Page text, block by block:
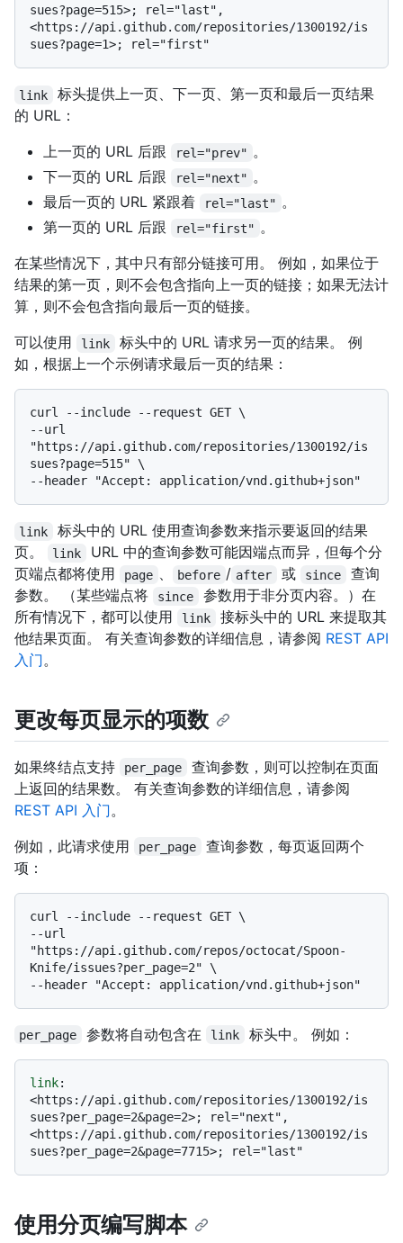
sues?page=515>; rel="last",
<https://api.github.com/repositories/1300192/is
link
标头提供上一页、下一页、第一页和最后一页结果
的 URL：
上一页的 URL 后跟
rel="prev" 。
下一页的 URL 后跟
rel="next" 。
最后一页的 URL 紧跟着
rel="last" 。
第一页的 URL 后跟
rel="first" 。
在某些情况下，其中只有部分链接可用。 例如，如果位于
结果的第一页，则不会包含指向上一页的链接；如果无法计
算，则不会包含指向最后一页的链接。
可以使用
link
标头中的 URL 请求另一页的结果。 例
如，根据上一个示例请求最后一页的结果：
curl --include --request GET \
--url
"https://api.github.com/repositories/1300192/is
sues?page=515" \
link
标头中的 URL 使用查询参数来指示要返回的结果
页。
link
URL 中的查询参数可能因端点而异，但每个分
页端点都将使用
page 、 before / after 或 since
查询
参数。 （某些端点将
since
参数用于非分页内容。）在
所有情况下，都可以使用
link
接标头中的 URL 来提取其
他结果页面。 有关查询参数的详细信息，请参阅 REST API
入门。
更改每页显示的项数
如果终结点支持 per_page
查询参数，则可以控制在页面
上返回的结果数。 有关查询参数的详细信息，请参阅
REST API 入门。
例如，此请求使用
per_page
查询参数，每页返回两个
项：
curl --include --request GET \
--url
"https://api.github.com/repos/octocat/Spoon-
Knife/issues?per_page=2" \
per_page 参数将自动包含在 link 标头中。 例如：
link
<https://api.github.com/repositories/1300192/is
sues?per_page=2&page=2>; rel="next",
<https://api.github.com/repositories/1300192/is
使用分页编写脚本